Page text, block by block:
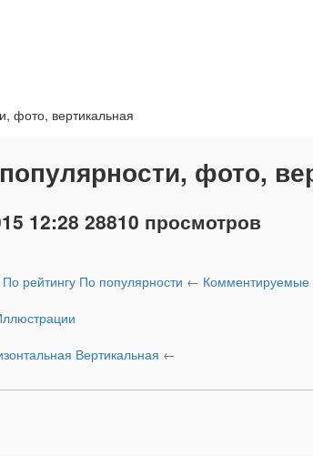
фото, вертикальная
фото,
12:28 28810 просмотров
По рейтингу По популярности ← Комментируемые
Вертикальная ←